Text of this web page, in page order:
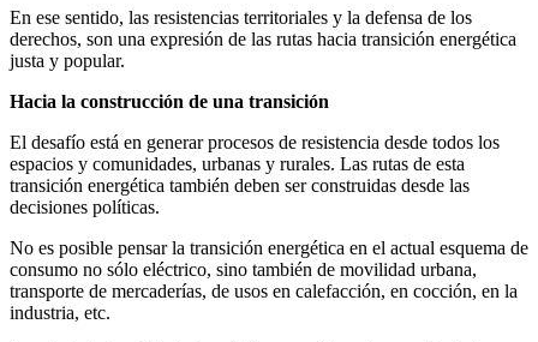
En ese sentido, las resistencias territoriales y la defensa de los
derechos, son una expresión de las rutas hacia transición energética
justa y popular.
Hacia la construcción de una transición
El desafío está en generar procesos de resistencia desde todos los
espacios y comunidades, urbanas y rurales. Las rutas de esta
transición energética también deben ser construidas desde las
decisiones políticas.
No es posible pensar la transición energética en el actual esquema de
consumo no sólo eléctrico, sino también de movilidad urbana,
transporte de mercaderías, de usos en calefacción, en cocción, en la
industria, etc.